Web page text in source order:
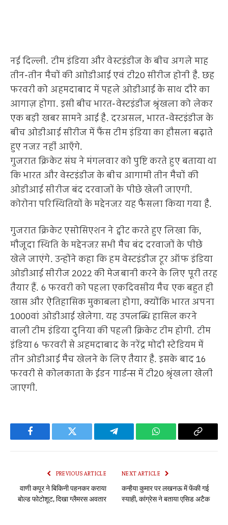
नई दिल्ली. टीम इंडिया और वेस्टइंडीज के बीच अगले माह
तीन-तीन मैचों की आोडीआई एवं टी20 सीरीज होनी है. छह
फरवरी को अहमदाबाद में पहले ओडीआई के साथ दौरे का
आगाज़ होगा. इसी बीच भारत-वेस्टइंडीज श्रृंखला को लेकर
एक बड़ी खबर सामने आई है. दरअसल, भारत-वेस्टइंडीज के
बीच ओडीआई सीरीज में फैंस टीम इंडिया का हौसला बढ़ाते
हुए नजऱ नहीं आएँगे.
गुजरात क्रिकेट संघ ने मंगलवार को पुष्टि करते हुए बताया था
कि भारत और वेस्टइंडीज के बीच आगामी तीन मैचों की
ओडीआई सीरीज बंद दरवाजों के पीछे खेली जाएगी.
कोरोना परिस्थितियों के मद्देनजऱ यह फैसला किया गया है.
गुजरात क्रिकेट एसोसिएशन ने ट्वीट करते हुए लिखा कि,
मौजूदा स्थिति के मद्देनजऱ सभी मैच बंद दरवाजों के पीछे
खेले जाएंगे. उन्होंने कहा कि हम वेस्टइंडीज टूर ऑफ इंडिया
ओडीआई सीरीज 2022 की मेजबानी करने के लिए पूरी तरह
तैयार हैं. 6 फरवरी को पहला एकदिवसीय मैच एक बहुत ही
खास और ऐतिहासिक मुकाबला होगा, क्योंकि भारत अपना
1000वां ओडीआई खेलेगा. यह उपलब्धि हासिल करने
वाली टीम इंडिया दुनिया की पहली क्रिकेट टीम होगी. टीम
इंडिया 6 फरवरी से अहमदाबाद के नरेंद्र मोदी स्टेडियम में
तीन ओडीआई मैच खेलने के लिए तैयार है. इसके बाद 16
फरवरी से कोलकाता के ईडन गार्डन्स में टी20 श्रृंखला खेली
जाएगी.
Facebook Twitter Telegram WhatsApp Copy
PREVIOUS ARTICLE
वाणी कपूर ने बिकिनी पहनकर कराया
बोल्ड फोटोशूट, दिखा ग्लैमरस अवतार
NEXT ARTICLE
कन्हैया कुमार पर लखनऊ में फेंकी गई
स्याही, कांग्रेस ने बताया एसिड अटैक